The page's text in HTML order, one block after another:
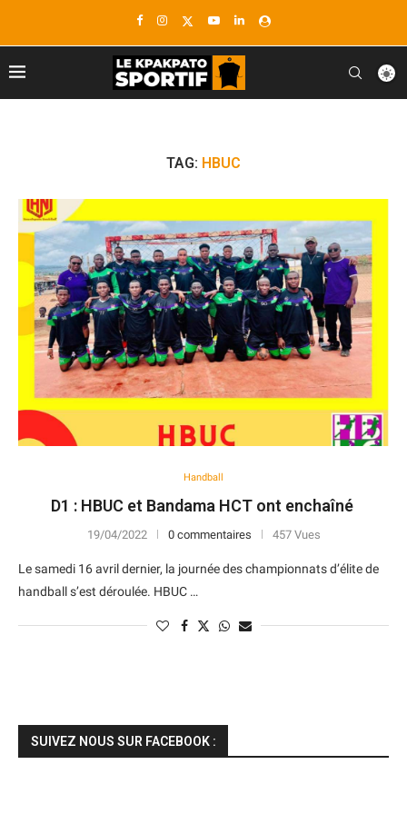
TAG: HBUC
Handball
D1 : HBUC et Bandama HCT ont enchaîné
19/04/2022 0 commentaires 457 Vues
Le samedi 16 avril dernier, la journée des championnats d’élite de
handball s’est déroulée. HBUC …
SUIVEZ NOUS SUR FACEBOOK :